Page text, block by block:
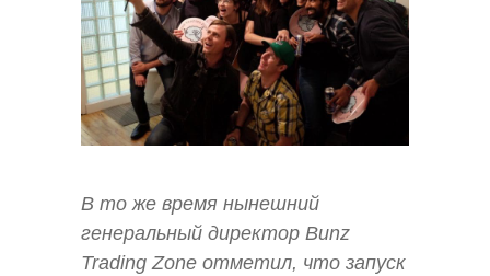
В то же время нынешний
генеральный директор Bunz
Trading Zone отметил, что запуск